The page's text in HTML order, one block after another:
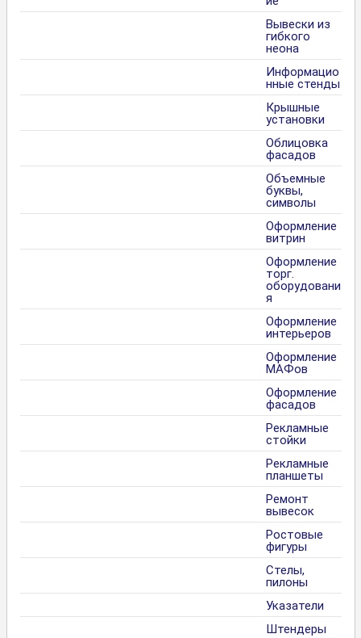
Вывески из
гибкого
неона
Информацио
нные стенды
Крышные
установки
Облицовка
фасадов
Объемные
буквы,
символы
Оформление
витрин
Оформление
торг.
оборудовани
я
Оформление
интерьеров
Оформление
МАФов
Оформление
фасадов
Рекламные
стойки
Рекламные
планшеты
Ремонт
вывесок
Ростовые
фигуры
Стелы,
пилоны
Указатели
Штендеры